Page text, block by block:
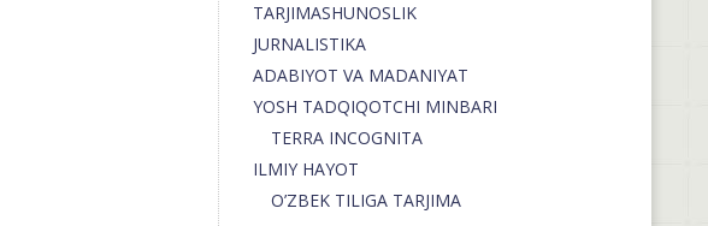
TARJIMASHUNOSLIK
JURNALISTIKA
ADABIYOT VA MADANIYAT
YOSH TADQIQOTCHI MINBARI
TERRA INCOGNITA
ILMIY HAYOT
O’ZBEK TILIGA TARJIMA